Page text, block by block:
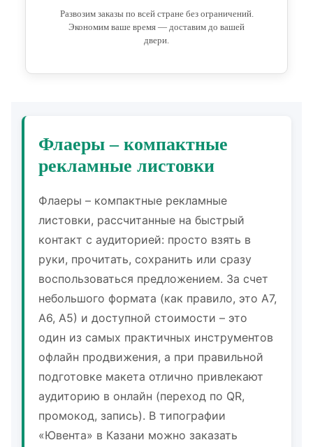
Развозим заказы по всей стране без ограничений.
Экономим ваше время — доставим до вашей
двери.
Флаеры – компактные
рекламные листовки
Флаеры – компактные рекламные
листовки, рассчитанные на быстрый
контакт с аудиторией: просто взять в
руки, прочитать, сохранить или сразу
воспользоваться предложением. За счет
небольшого формата (как правило, это А7,
А6, А5) и доступной стоимости – это
один из самых практичных инструментов
офлайн продвижения, а при правильной
подготовке макета отлично привлекают
аудиторию в онлайн (переход по QR,
промокод, запись). В типографии
«Ювента» в Казани можно заказать